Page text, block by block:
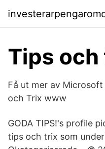
Tips
Få ut mer av
och Trix www
GODA TIPS!'s profile
tips och trix som